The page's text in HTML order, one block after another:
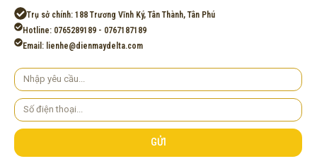
Trụ sở chính: 188 Trương Vĩnh Ký, Tân Thành, Tân Phú
Hotline: 0765289189 - 0767187189
Email: lienhe@dienmaydelta.com
Yêu
cầu
Số
điện
thoại
GỬI